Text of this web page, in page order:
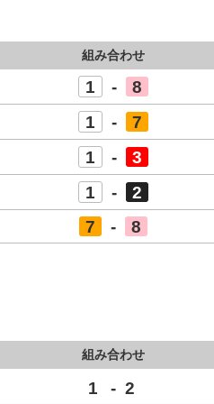
組み合わせ
1 - 8
1 - 7
1 - 3
1 - 2
7 - 8
組み合わせ
1 - 2